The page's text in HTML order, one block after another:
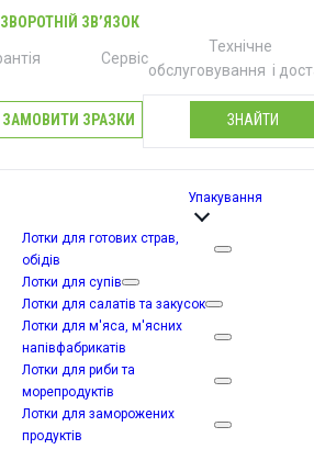
ЗВОРОТНІЙ ЗВ’ЯЗОК
Сервіс
Технічне
обслуговування і
ЗАМОВИТИ ЗРАЗКИ ЗНАЙТИ
Лотки для готових страв,
обідів
Лотки для супів
Лотки для салатів та закусок
Лотки для м'яса, м'ясних
напівфабрикатів
Лотки для риби та
морепродуктів
Лотки для заморожених
продуктів
Упакування
для їжі DMR-14 (440 шт)